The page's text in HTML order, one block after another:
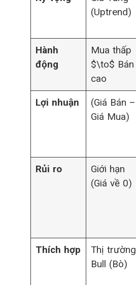
(Uptrend)
Hành
động
Mua thấp
$\to$ Bán
cao
Lợi nhuận
(Giá Bán –
Giá Mua)
Rủi ro
Giới hạn
(Giá về 0)
Thích hợp
Thị trường
Bull (Bò)